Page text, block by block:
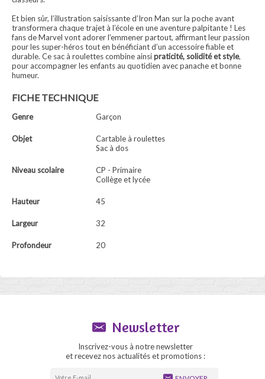
Et bien sûr, l’illustration saisissante d’Iron Man sur la poche avant
transformera chaque trajet à l’école en une aventure palpitante ! Les
fans de Marvel vont adorer l’emmener partout, affirmant leur passion
pour les super-héros tout en bénéficiant d’un accessoire fiable et
durable. Ce sac à roulettes combine ainsipraticité, solidité et style,
pour accompagner les enfants au quotidien avec panache et bonne
humeur.
FICHE TECHNIQUE
Genre Garçon
Objet
Cartable à roulettes
Sac à dos
Niveau scolaire
CP - Primaire
Collège et lycée
Hauteur 45
Largeur 32
Profondeur 20
Newsletter
Inscrivez-vous à notre newsletter
et recevez nos actualités et promotions :